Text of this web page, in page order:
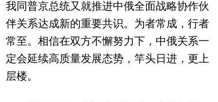
我同普京总统又就推进中俄全面战略协作伙
伴关系达成新的重要共识。为者常成，行者
常至。相信在双方不懈努力下，中俄关系一
定会延续高质量发展态势，竿头日进，更上
层楼。